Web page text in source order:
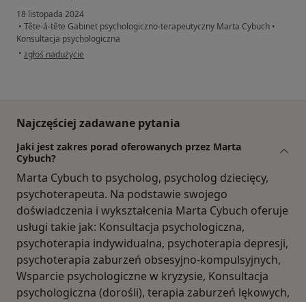
18 listopada 2024
• Tête-á-tête Gabinet psychologiczno-terapeutyczny Marta Cybuch •
Konsultacja psychologiczna
• w opinii użytkownika Katarzyna
zgłoś nadużycie
Najczęściej zadawane pytania
Jaki jest zakres porad oferowanych przez Marta
Cybuch?
Marta Cybuch to psycholog, psycholog dziecięcy,
psychoterapeuta. Na podstawie swojego
doświadczenia i wykształcenia Marta Cybuch oferuje
usługi takie jak: Konsultacja psychologiczna,
psychoterapia indywidualna, psychoterapia depresji,
psychoterapia zaburzeń obsesyjno-kompulsyjnych,
Wsparcie psychologiczne w kryzysie, Konsultacja
psychologiczna (dorośli), terapia zaburzeń lękowych,